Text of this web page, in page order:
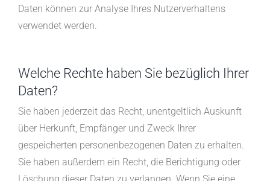
Daten können zur Analyse Ihres Nutzerverhaltens
verwendet werden.
Welche Rechte haben Sie bezüglich Ihrer
Daten?
Sie haben jederzeit das Recht, unentgeltlich Auskunft
über Herkunft, Empfänger und Zweck Ihrer
gespeicherten personenbezogenen Daten zu erhalten.
Sie haben außerdem ein Recht, die Berichtigung oder